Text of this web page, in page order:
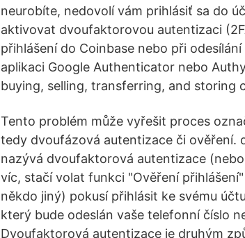
neurobíte, nedovolí vám prihlásiť sa do
aktivovat dvoufaktorovou autentizaci
přihlášení do Coinbase nebo při
aplikaci Google Authenticator nebo
buying, selling, transferring, and storing
Tento problém může vyřešit proces
tedy dvoufázová autentizace či ověření.
nazývá dvoufaktorová autentizace
víc, stačí volat funkci "Ověření
někdo jiný) pokusí přihlásit ke svému
který bude odeslán vaše telefonní číslo
Dvoufaktorová autentizace je druhým